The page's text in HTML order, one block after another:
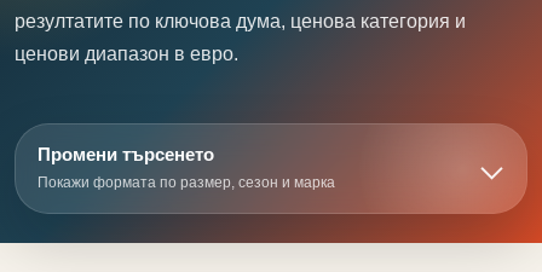
резултатите по ключова дума, ценова категория и
ценови диапазон в евро.
Промени търсенето
Покажи формата по размер, сезон и марка